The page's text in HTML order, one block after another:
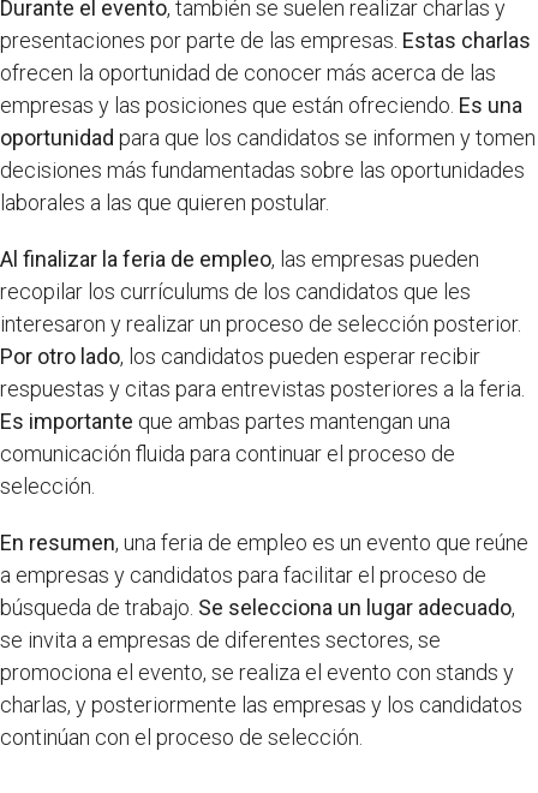
Durante el evento, también se suelen realizar charlas y
presentaciones por parte de las empresas. Estas charlas
ofrecen la oportunidad de conocer más acerca de las
empresas y las posiciones que están ofreciendo. Es una
oportunidad para que los candidatos se informen y tomen
decisiones más fundamentadas sobre las oportunidades
laborales a las que quieren postular.
Al finalizar la feria de empleo, las empresas pueden
recopilar los currículums de los candidatos que les
interesaron y realizar un proceso de selección posterior.
Por otro lado, los candidatos pueden esperar recibir
respuestas y citas para entrevistas posteriores a la feria.
Es importante que ambas partes mantengan una
comunicación fluida para continuar el proceso de
selección.
En resumen, una feria de empleo es un evento que reúne
a empresas y candidatos para facilitar el proceso de
búsqueda de trabajo. Se selecciona un lugar adecuado,
se invita a empresas de diferentes sectores, se
promociona el evento, se realiza el evento con stands y
charlas, y posteriormente las empresas y los candidatos
continúan con el proceso de selección.